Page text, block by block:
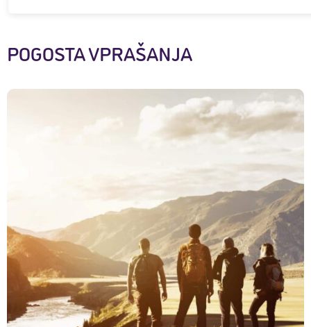
POGOSTA VPRAŠANJA